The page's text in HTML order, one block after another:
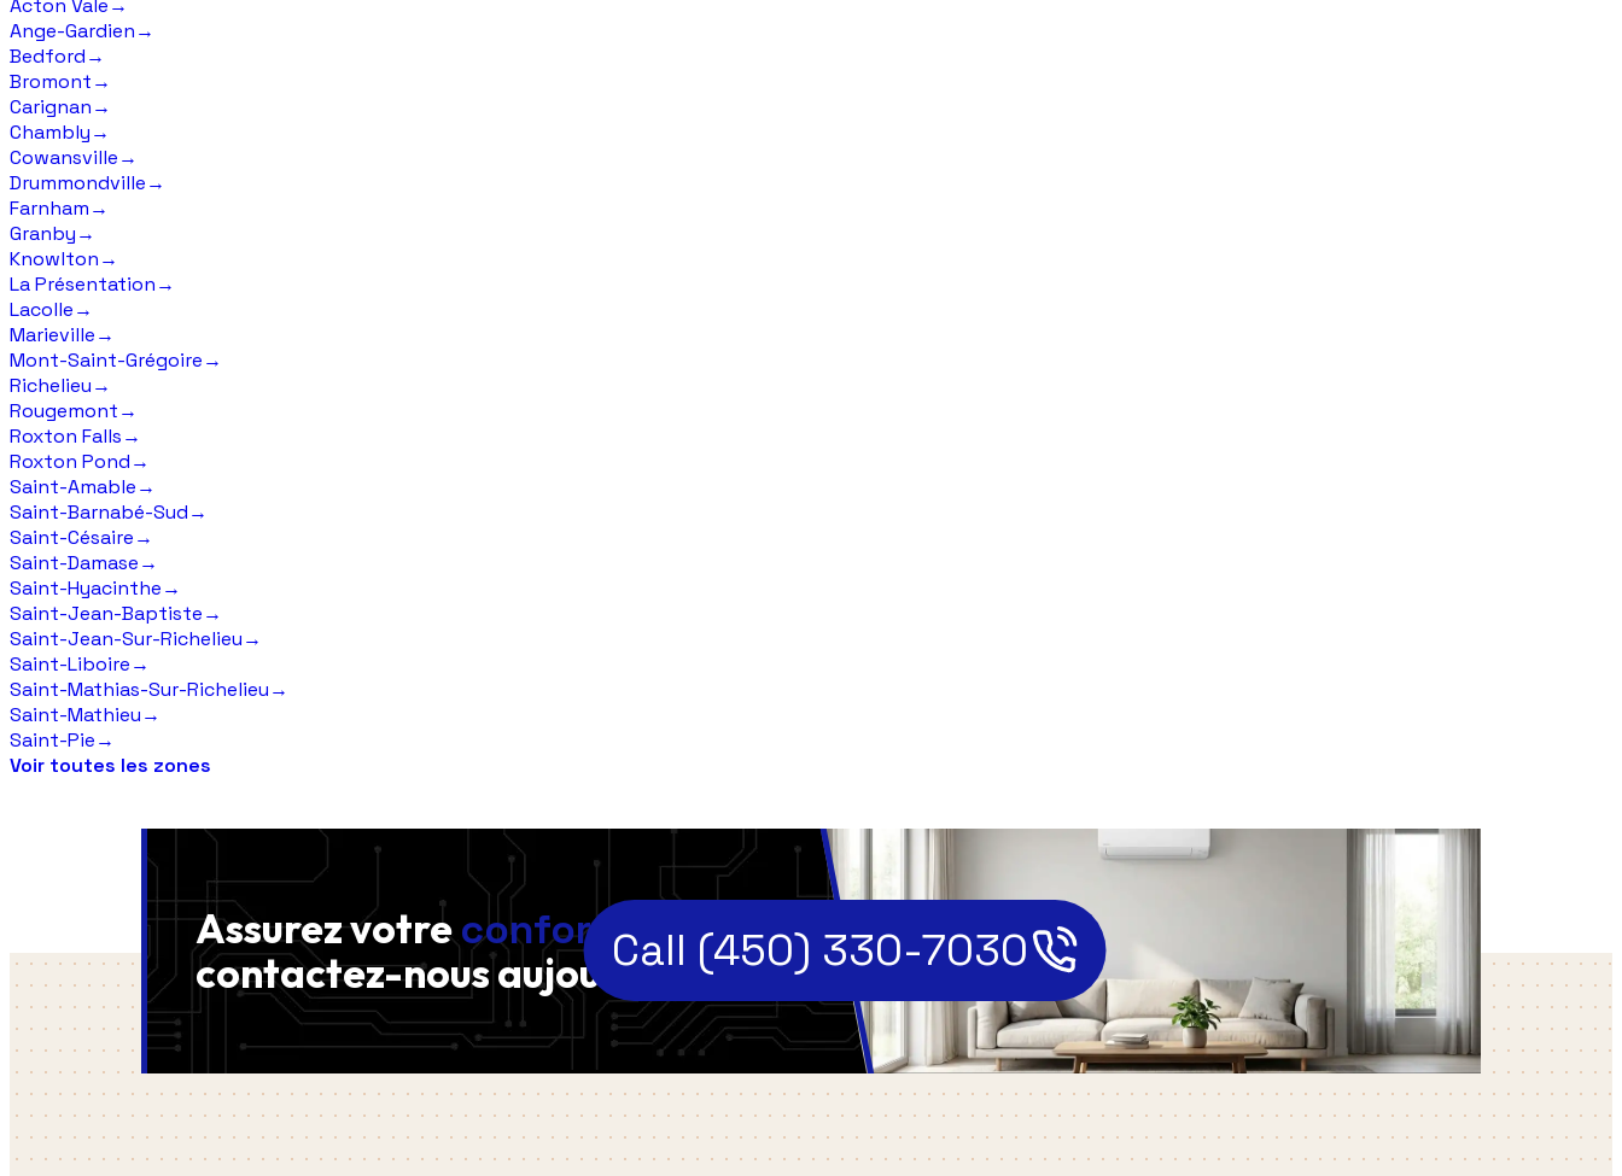
Acton Vale→
Ange-Gardien→
Bedford→
Bromont→
Carignan→
Chambly→
Cowansville→
Drummondville→
Farnham→
Granby→
Knowlton→
La Présentation→
Lacolle→
Marieville→
Mont-Saint-Grégoire→
Richelieu→
Rougemont→
Roxton Falls→
Roxton Pond→
Saint-Amable→
Saint-Barnabé-Sud→
Saint-Césaire→
Saint-Damase→
Saint-Hyacinthe→
Saint-Jean-Baptiste→
Saint-Jean-Sur-Richelieu→
Saint-Liboire→
Saint-Mathias-Sur-Richelieu→
Saint-Mathieu→
Saint-Pie→
Voir toutes les zones
Assurez votreconfort ,
contactez-nousaujourd'hui!Call (450) 330-7030